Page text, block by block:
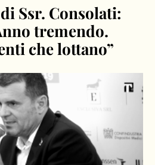
Ssr. Consolati:
tremendo.
che lottano”